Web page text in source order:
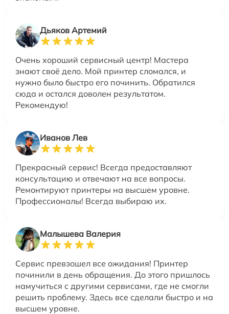
Дьяков Артемий
Очень хороший сервисный центр! Мастера
знают своё дело. Мой принтер сломался, и
нужно было быстро его починить. Обратился
сюда и остался доволен результатом.
Рекомендую!
Иванов Лев
Прекрасный сервис! Всегда предоставляют
консультацию и отвечают на все вопросы.
Ремонтируют принтеры на высшем уровне.
Профессионалы! Всегда выбираю их.
Малышева Валерия
Сервис превзошел все ожидания! Принтер
починили в день обращения. До этого пришлось
намучиться с другими сервисами, где не смогли
решить проблему. Здесь все сделали быстро и на
высшем уровне.